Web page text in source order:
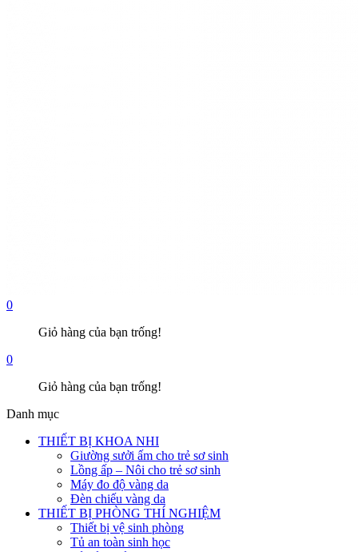
0
Giỏ hàng của bạn trống!
0
Giỏ hàng của bạn trống!
Danh mục
THIẾT BỊ KHOA NHI
Giường sưởi ấm cho trẻ sơ sinh
Lồng ấp – Nôi cho trẻ sơ sinh
Máy đo độ vàng da
Đèn chiếu vàng da
THIẾT BỊ PHÒNG THÍ NGHIỆM
Thiết bị vệ sinh phòng
Tủ an toàn sinh học